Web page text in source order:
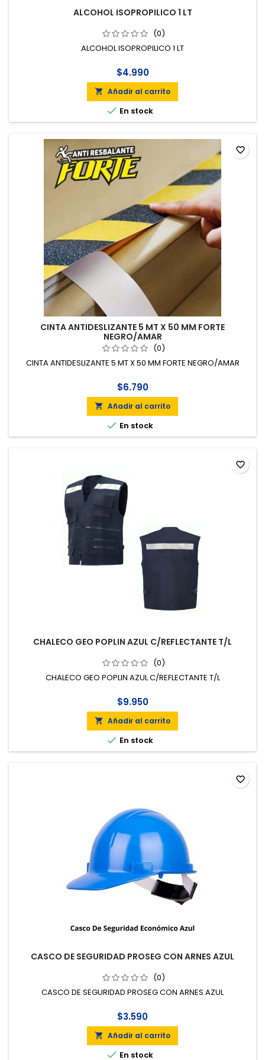
ALCOHOL ISOPROPILICO 1 LT
(0)
ALCOHOL ISOPROPILICO 1 LT
$4.990
 Añadir al carrito
 En stock
CINTA ANTIDESLIZANTE 5 MT X 50 MM FORTE
NEGRO/AMAR
(0)
CINTA ANTIDESLIZANTE 5 MT X 50 MM FORTE NEGRO/AMAR
$6.790
 Añadir al carrito
 En stock
favorite_border
CHALECO GEO POPLIN AZUL C/REFLECTANTE T/L
(0)
CHALECO GEO POPLIN AZUL C/REFLECTANTE T/L
$9.950
 Añadir al carrito
 En stock
favorite_border
CASCO DE SEGURIDAD PROSEG CON ARNES AZUL
(0)
CASCO DE SEGURIDAD PROSEG CON ARNES AZUL
$3.590
 Añadir al carrito
 En stock
favorite_border